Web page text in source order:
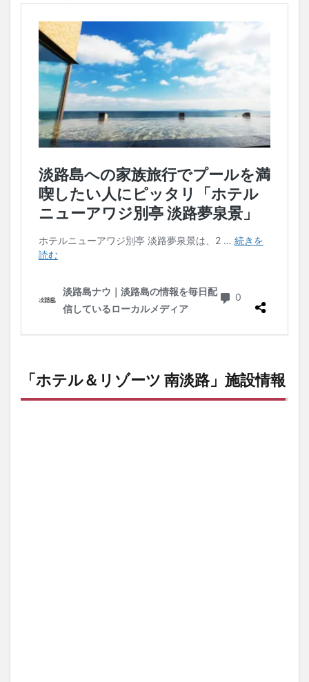
「ホテル＆リゾーツ 南淡路」施設情報